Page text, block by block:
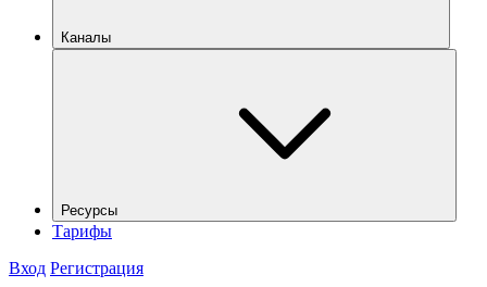
Каналы
Ресурсы
Тарифы
Вход Регистрация